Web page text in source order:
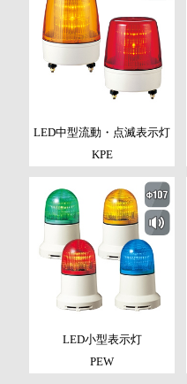
LED中型流動・点滅表示灯
KPE
LED小型表示灯
PEW